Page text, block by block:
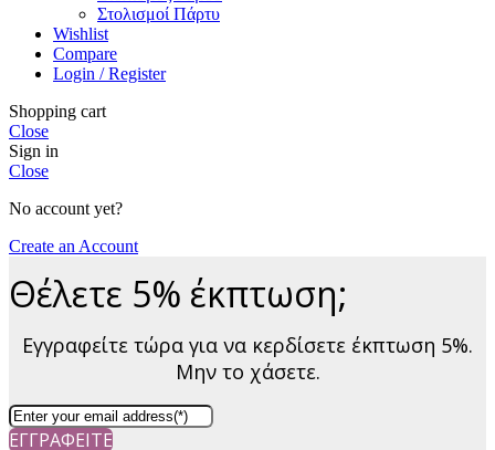
Στολισμοί Πάρτυ
Wishlist
Compare
Login / Register
Shopping cart
Close
Sign in
Close
No account yet?
Create an Account
Θέλετε 5% έκπτωση;
Εγγραφείτε τώρα για να κερδίσετε έκπτωση 5%.
Μην το χάσετε.
ΕΓΓΡΑΦΕΙΤΕ